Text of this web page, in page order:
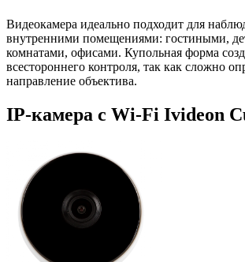
Видеокамера идеально подходит для
внутренними помещениями: гостиными,
комнатами, офисами. Купольная форма
всестороннего контроля, так как сложно
направление объектива.
IP-камера с Wi-Fi Ivideon